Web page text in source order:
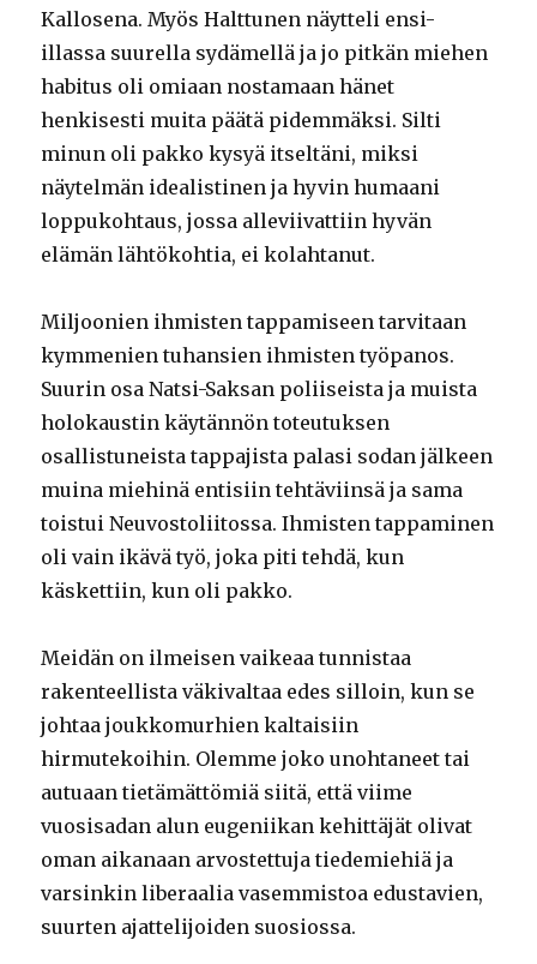
Kallosena. Myös Halttunen näytteli ensi-
illassa suurella sydämellä ja jo pitkän miehen
habitus oli omiaan nostamaan hänet
henkisesti muita päätä pidemmäksi. Silti
minun oli pakko kysyä itseltäni, miksi
näytelmän idealistinen ja hyvin humaani
loppukohtaus, jossa alleviivattiin hyvän
elämän lähtökohtia, ei kolahtanut.
Miljoonien ihmisten tappamiseen tarvitaan
kymmenien tuhansien ihmisten työpanos.
Suurin osa Natsi-Saksan poliiseista ja muista
holokaustin käytännön toteutuksen
osallistuneista tappajista palasi sodan jälkeen
muina miehinä entisiin tehtäviinsä ja sama
toistui Neuvostoliitossa. Ihmisten tappaminen
oli vain ikävä työ, joka piti tehdä, kun
käskettiin, kun oli pakko.
Meidän on ilmeisen vaikeaa tunnistaa
rakenteellista väkivaltaa edes silloin, kun se
johtaa joukkomurhien kaltaisiin
hirmutekoihin. Olemme joko unohtaneet tai
autuaan tietämättömiä siitä, että viime
vuosisadan alun eugeniikan kehittäjät olivat
oman aikanaan arvostettuja tiedemiehiä ja
varsinkin liberaalia vasemmistoa edustavien,
suurten ajattelijoiden suosiossa.